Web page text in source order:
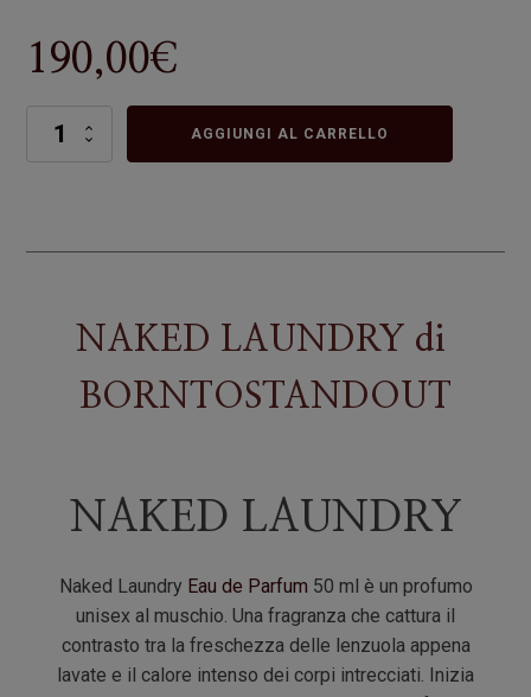
190,00€
NAKED
AGGIUNGI AL CARRELLO
NAKED LAUNDRY di
BORNTOSTANDOUT
NAKED LAUNDRY
Naked Laundry Eau de Parfum 50 ml è un profumo
unisex al muschio. Una fragranza che cattura il
contrasto tra la freschezza delle lenzuola appena
lavate e il calore intenso dei corpi intrecciati. Inizia